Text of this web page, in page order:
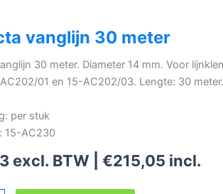
vanglijn 30 meter
30 meter. Diameter 14 mm. Voor
01 en 15-AC202/03. Lengte: 30 meter.
per stuk
15-AC230
excl. BTW | €215,05 incl.